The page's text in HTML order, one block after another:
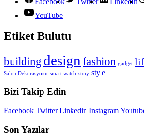
YouTube
Etiket Bulutu
building design fashion gadget
Salon Dekorasyonu smart watch story style
Bizi Takip Edin
Facebook Twitter Linkedin Instagram
Son Yazılar